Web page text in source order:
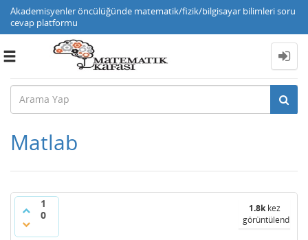
Akademisyenler öncülüğünde matematik/fizik/bilgisayar bilimleri soru
cevap platformu
Toggle
Matlab
1
0
1.8kkez
görüntülendi